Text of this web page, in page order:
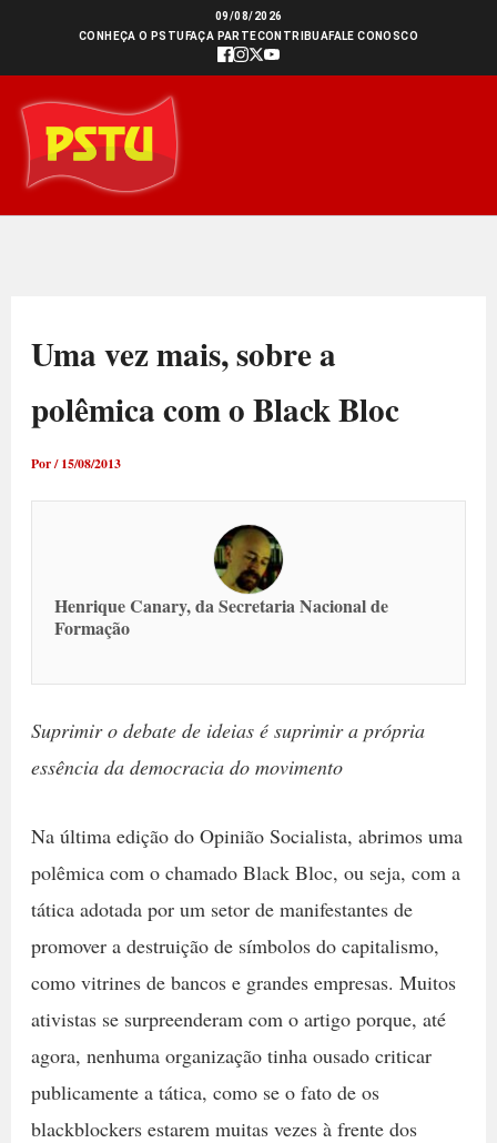
conteúdo
09/08/2026
CONHEÇA O PSTU FAÇA PARTECONTRIBUAFALE CONOSCO
Uma vez mais, sobre a
polêmica com o Black Bloc
Por/15/08/2013
Henrique Canary, da Secretaria Nacional de
Formação
Suprimir o debate de ideias é suprimir a própria
essência da democracia do movimento
Na última edição do Opinião Socialista, abrimos uma
polêmica com o chamado Black Bloc, ou seja, com a
tática adotada por um setor de manifestantes de
promover a destruição de símbolos do capitalismo,
como vitrines de bancos e grandes empresas. Muitos
ativistas se surpreenderam com o artigo porque, até
agora, nenhuma organização tinha ousado criticar
publicamente a tática, como se o fato de os
blackblockers estarem muitas vezes à frente dos